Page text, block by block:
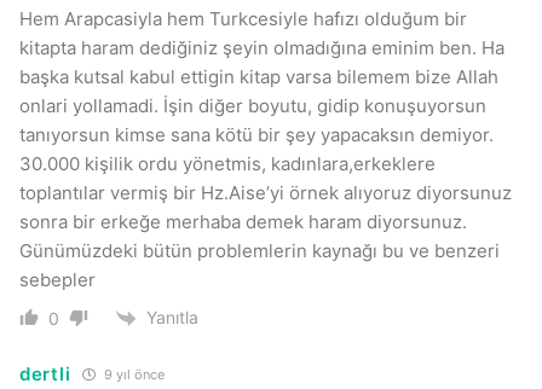
Hem Arapcasiyla hem Turkcesiyle hafızı olduğum bir
kitapta haram dediğiniz şeyin olmadığına eminim ben. Ha
başka kutsal kabul ettigin kitap varsa bilemem bize Allah
onlari yollamadi. İşin diğer boyutu, gidip konuşuyorsun
tanıyorsun kimse sana kötü bir şey yapacaksın demiyor.
30.000 kişilik ordu yönetmis, kadınlara,erkeklere
toplantılar vermiş bir Hz.Aise’yi örnek alıyoruz diyorsunuz
sonra bir erkeğe merhaba demek haram diyorsunuz.
Günümüzdeki bütün problemlerin kaynağı bu ve benzeri
sebepler
0 Yanıtla
dertli 9 yıl önce